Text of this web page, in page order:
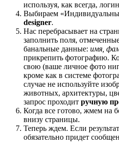
используя, как всегда,
Выбираем
designer.
Нас перебрасывает на
заполнить поля,
банальные данные: имя,
прикрепить фотографию.
свою (ваше личное фото
кроме как в системе
случае не используйте
животных, архитектуры,
запрос проходит ручную
Когда все готово, жмем на
внизу страницы.
Теперь ждем. Если
обязательно придет